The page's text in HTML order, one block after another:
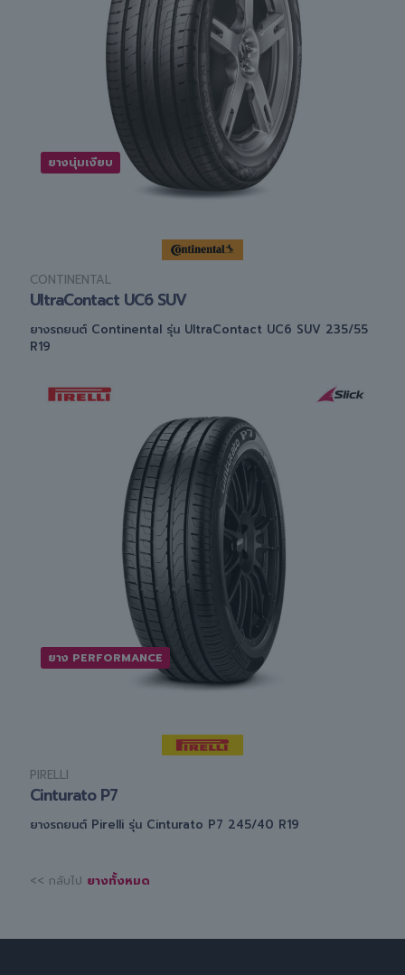
ยางนุ่มเงียบ
CONTINENTAL
UltraContact UC6 SUV
ยางรถยนต์ Continental รุ่น UltraContact UC6 SUV 235/55
R19
ยาง PERFORMANCE
PIRELLI
Cinturato P7
ยางรถยนต์ Pirelli รุ่น Cinturato P7 245/40 R19
<< กลับไป ยางทั้งหมด